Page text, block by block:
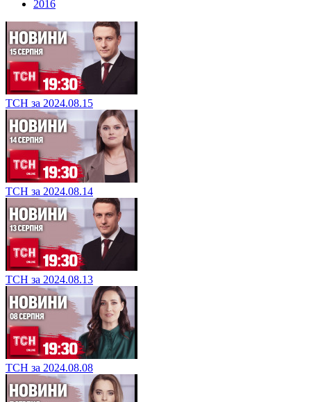
2016
ТСН за 2024.08.15
ТСН за 2024.08.14
ТСН за 2024.08.13
ТСН за 2024.08.08